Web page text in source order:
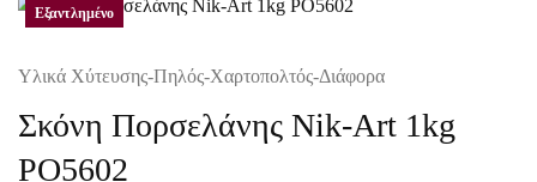
Εξαντλημένο
Υλικά Χύτευσης-Πηλός-Χαρτοπολτός-Διάφορα
Σκόνη Πορσελάνης Nik-Art 1kg
PO5602
Εξαντλημένο
Εξαντλημένο
Εξαντλημένο